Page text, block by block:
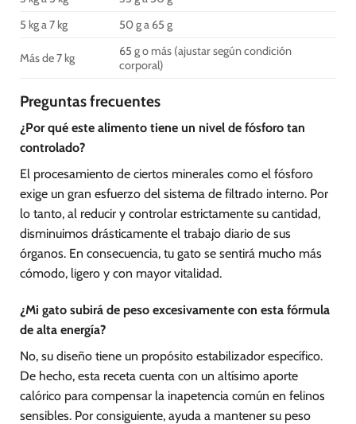
5 kg a 7 kg
50 g a 65 g
Más de 7 kg
65 g o más (ajustar según condición
corporal)
Preguntas frecuentes
¿Por qué este alimento tiene un nivel de fósforo tan
controlado?
El procesamiento de ciertos minerales como el fósforo
exige un gran esfuerzo del sistema de filtrado interno. Por
lo tanto, al reducir y controlar estrictamente su cantidad,
disminuimos drásticamente el trabajo diario de sus
órganos. En consecuencia, tu gato se sentirá mucho más
cómodo, ligero y con mayor vitalidad.
¿Mi gato subirá de peso excesivamente con esta fórmula
de alta energía?
No, su diseño tiene un propósito estabilizador específico.
De hecho, esta receta cuenta con un altísimo aporte
calórico para compensar la inapetencia común en felinos
sensibles. Por consiguiente, ayuda a mantener su peso